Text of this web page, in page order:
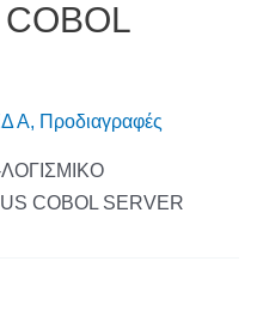
Α, Προδιαγραφές
ΛΟΓΙΣΜΙΚΟ
COBOL SERVER